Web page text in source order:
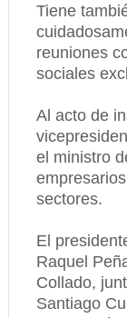
Tiene
reuniones
sociales
Al acto de
el ministro
sectores.
El
Raquel
Collado,
Santiago